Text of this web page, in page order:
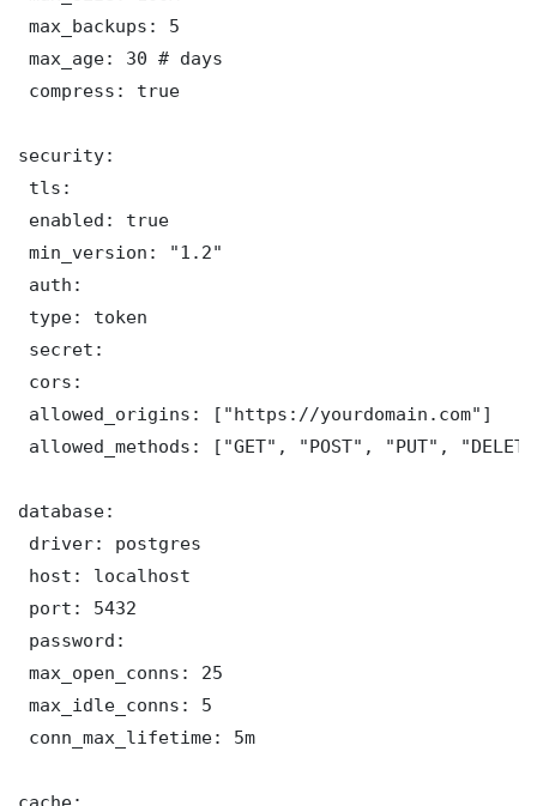
max_backups: 5
max_age: 30 # days
compress: true
security:
tls:
enabled: true
min_version: "1.2"
auth:
type: token
secret:
cors:
allowed_origins: ["https://yourdomain.com"]
allowed_methods: ["GET", "POST", "PUT",
database:
driver: postgres
host: localhost
port: 5432
password:
max_open_conns: 25
max_idle_conns: 5
conn_max_lifetime: 5m
cache: